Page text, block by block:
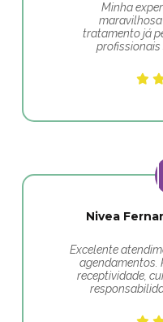
Minha
tratamento já
profissionais
Nivea
Excelente
agendamentos.
receptividade,